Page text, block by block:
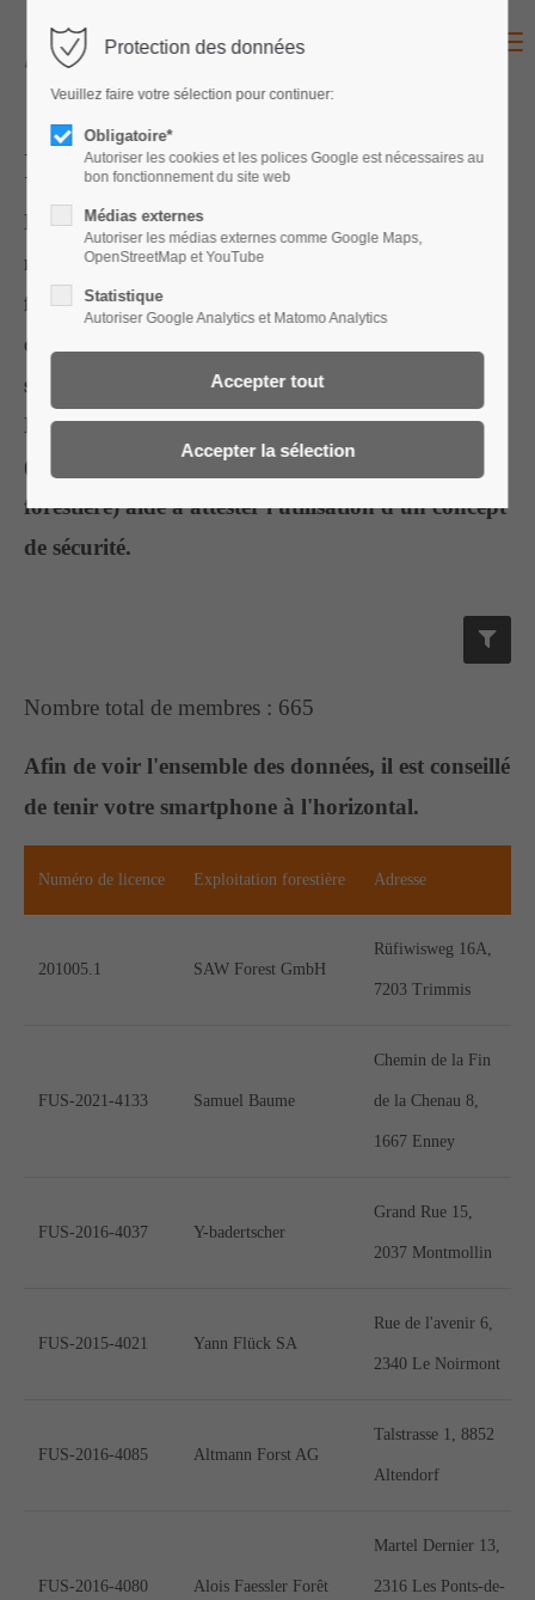
Für den Zugang zu Ihrem
Konto melden Sie sich bitte
an:
Identifiant
Register|Lost your password?
24h/ 365days
We offer support for our customers
Get in touch
adipiscing elit.
massa. Cum sociis natoque penatibus et magnis
Preneurs de licence
Lors de l'attribution de travaux par des
mandataires publics, il est souvent obligatoire de
fournir un justificatif attestant de la bonne mise
en pratique des règles en vigueur en matière de
sécurité au travail et de protection de la santé.
L'indication du numéro de licence de SylvaTOP
(la Solution par branche pour l'économie
forestière) aide à attester l'utilisation d'un concept
de sécurité.
Nombre total de membres : 665
Afin de voir l'ensemble des données, il est conseillé
de tenir votre smartphone à l'horizontal.
Numéro de licence Exploitation forestière Adresse
201005.1 SAW Forest GmbH
Rüfiwisweg 16A,
7203 Trimmis
FUS-2021-4133 Samuel Baume
Chemin de la Fin
de la Chenau 8,
1667 Enney
FUS-2016-4037 Y-badertscher
Grand Rue 15,
2037 Montmollin
FUS-2015-4021 Yann Flück SA
Rue de l'avenir 6,
2340 Le Noirmont
FUS-2016-4085 Altmann Forst AG
Talstrasse 1, 8852
Altendorf
FUS-2016-4080 Alois Faessler Forêt
Martel Dernier 13,
2316 Les Ponts-de-
Protection des données
Veuillez faire votre sélection pour continuer:
Obligatoire*
Autoriser les cookies et les polices Google est nécessaires au
bon fonctionnement du site web
Médias externes
Autoriser les médias externes comme Google Maps,
OpenStreetMap et YouTube
Statistique
Autoriser Google Analytics et Matomo Analytics